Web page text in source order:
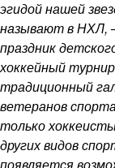
эгидой нашей
называют в НХЛ,
праздник
хоккейный
традиционный
ветеранов
только
других видов